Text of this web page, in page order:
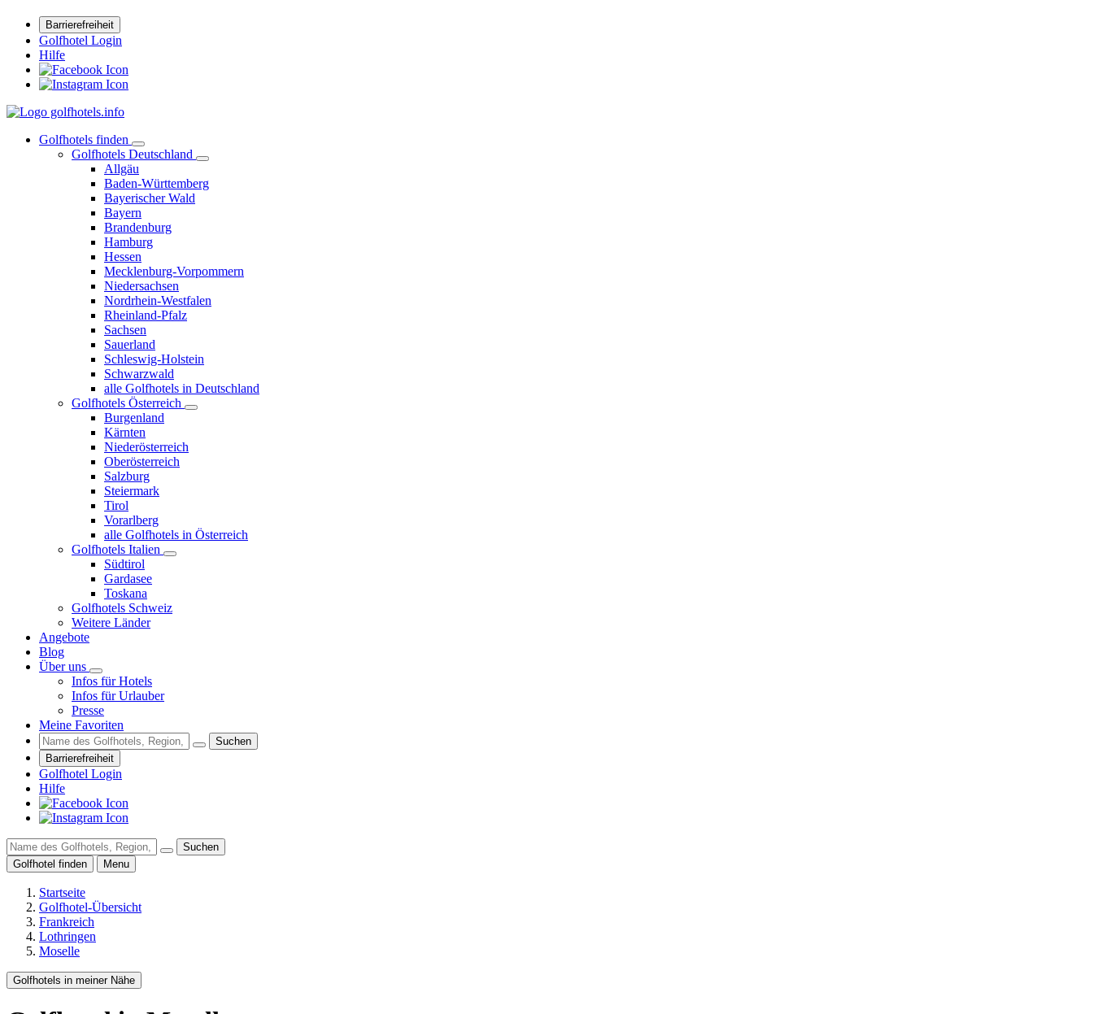
Barrierefreiheit
Golfhotel Login
Hilfe
Golfhotels finden
Golfhotels Deutschland
Allgäu
Baden-Württemberg
Bayerischer Wald
Bayern
Brandenburg
Hamburg
Hessen
Mecklenburg-Vorpommern
Niedersachsen
Nordrhein-Westfalen
Rheinland-Pfalz
Sachsen
Sauerland
Schleswig-Holstein
Schwarzwald
alle Golfhotels in Deutschland
Golfhotels Österreich
Burgenland
Kärnten
Niederösterreich
Oberösterreich
Salzburg
Steiermark
Tirol
Vorarlberg
alle Golfhotels in Österreich
Golfhotels Italien
Südtirol
Gardasee
Toskana
Golfhotels Schweiz
Weitere Länder
Angebote
Blog
Über uns
Infos für Hotels
Infos für Urlauber
Presse
Meine Favoriten
Suchen
Barrierefreiheit
Golfhotel Login
Hilfe
Suchen
Golfhotel finden
Menu
Startseite
Golfhotel-Übersicht
Frankreich
Lothringen
Moselle
Golfhotels in meiner Nähe